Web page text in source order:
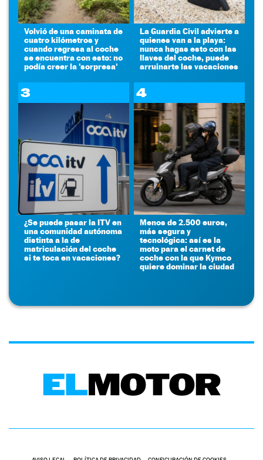
Volvió de una caminata de
cuatro kilómetros y
cuando regresa al coche
se encuentra con esto: no
podía creer la 'sorpresa'
La Guardia Civil advierte a
quienes van a la playa:
nunca hagas esto con las
llaves del coche, puede
arruinarte las vacaciones
3
¿Se puede pasar la ITV en
una comunidad autónoma
distinta a la de
matriculación del coche
si te toca en vacaciones?
4
Menos de 2.500 euros,
más segura y
tecnológica: así es la
moto para el carnet de
coche con la que Kymco
quiere dominar la ciudad